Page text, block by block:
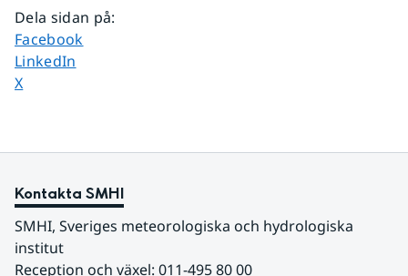
Dela sidan på:
Dela sidan på
Facebook
Dela sidan på
LinkedIn
Dela sidan på
X
Kontakta SMHI
SMHI, Sveriges meteorologiska och hydrologiska
institut
Reception och växel: 011-495 80 00